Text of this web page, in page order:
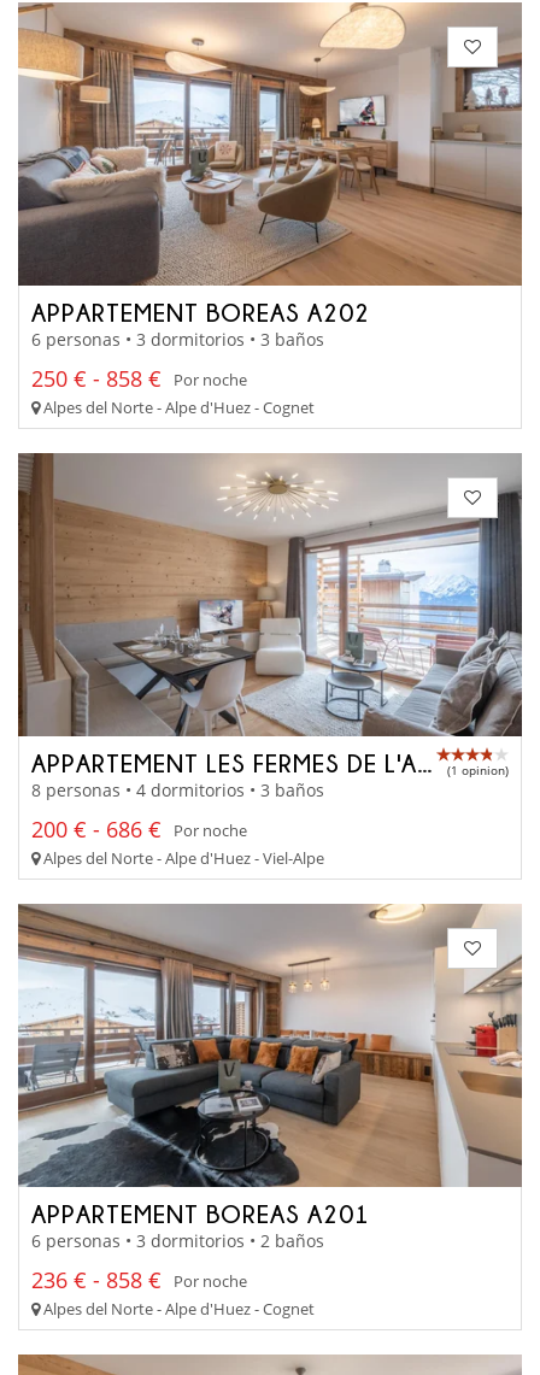
APPARTEMENT BOREAS A202
6 personas • 3 dormitorios • 3 baños
250 € - 858 €
Por noche
Alpes del Norte - Alpe d'Huez - Cognet
APPARTEMENT LES FERMES DE L'ALPE D206 (1 opinion)
8 personas • 4 dormitorios • 3 baños
200 € - 686 €
Por noche
Alpes del Norte - Alpe d'Huez - Viel-Alpe
APPARTEMENT BOREAS A201
6 personas • 3 dormitorios • 2 baños
236 € - 858 €
Por noche
Alpes del Norte - Alpe d'Huez - Cognet